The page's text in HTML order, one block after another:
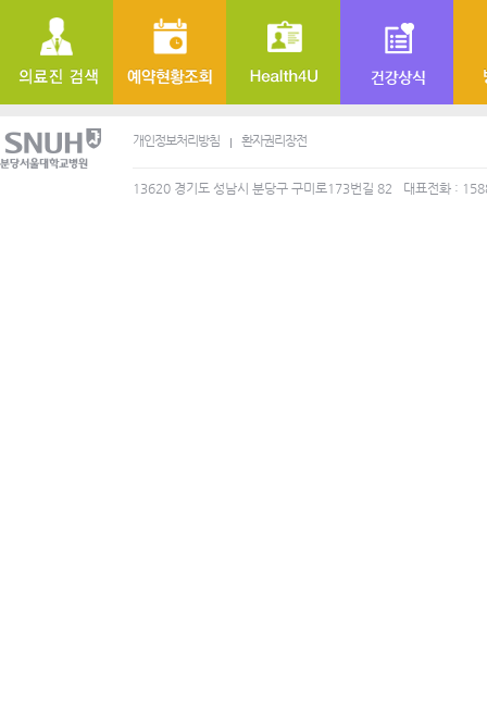
개인정보처리방침 환자권리장전
13620 경기도 성남시 분당구 구미로173번길 82 대표전화 :